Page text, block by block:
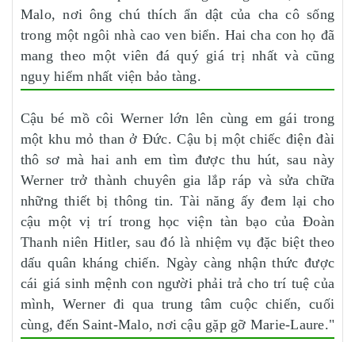
Malo, nơi ông chú thích ẩn dật của cha cô sống
trong một ngôi nhà cao ven biển. Hai cha con họ đã
mang theo một viên đá quý giá trị nhất và cũng
nguy hiểm nhất viện bảo tàng.
Cậu bé mồ côi Werner lớn lên cùng em gái trong
một khu mỏ than ở Đức. Cậu bị một chiếc điện đài
thô sơ mà hai anh em tìm được thu hút, sau này
Werner trở thành chuyên gia lắp ráp và sửa chữa
những thiết bị thông tin. Tài năng ấy đem lại cho
cậu một vị trí trong học viện tàn bạo của Đoàn
Thanh niên Hitler, sau đó là nhiệm vụ đặc biệt theo
dấu quân kháng chiến. Ngày càng nhận thức được
cái giá sinh mệnh con người phải trả cho trí tuệ của
mình, Werner đi qua trung tâm cuộc chiến, cuối
cùng, đến Saint-Malo, nơi cậu gặp gỡ Marie-Laure."